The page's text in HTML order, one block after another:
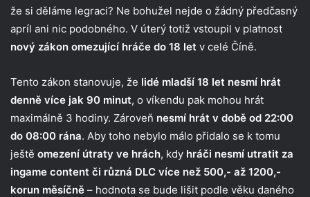
že si děláme legraci? Ne bohužel nejde o žádný předčasný
apríl ani nic podobného. V úterý totiž vstoupil v platnost
nový zákon omezující hráče do 18 let v celé Číně.
Tento zákon stanovuje, že lidé mladší 18 let nesmí hrát
denně více jak 90 minut, o víkendu pak mohou hrát
maximálně 3 hodiny. Zároveň nesmí hrát v době od 22:00
do 08:00 rána. Aby toho nebylo málo přidalo se k tomu
ještě omezení útraty ve hrách, kdy hráči nesmí utratit za
ingame content či různá DLC více než 500,- až 1200,-
korun měsíčně – hodnota se bude lišit podle věku daného